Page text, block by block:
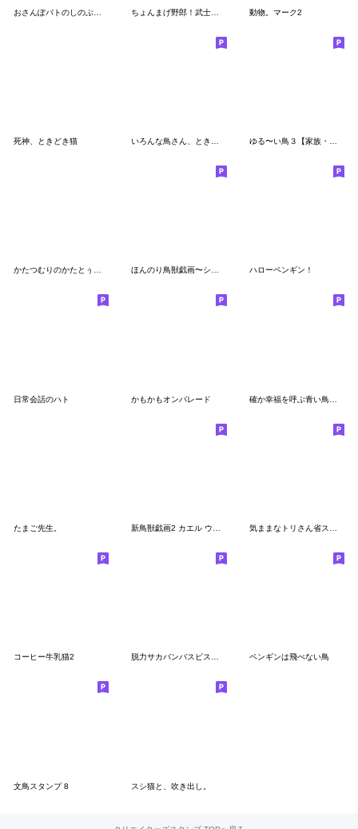
動物。マーク2
死神、ときどき猫
かたつむりのかたとぅむりⅡ ほんのり鳥獣戯画〜シュッとお返事編〜 ハローペンギン！
日常会話のハト かもかもオンパレード
たまご先生。
コーヒー牛乳猫2 脱力サカバンバスピス＿毎日使える ペンギンは飛べない鳥
文鳥スタンプ 8 スシ猫と、吹き出し。